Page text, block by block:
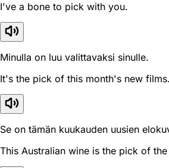
I've a bone to pick with you.
Minulla on luu valittavaksi sinulle.
It's the pick of this month's new films.
Se on tämän kuukauden uusien
This Australian wine is the pick of